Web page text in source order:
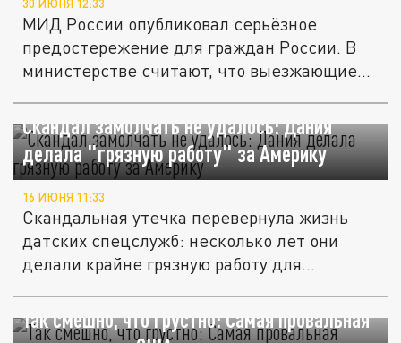
30 ИЮНЯ 12:33
МИД России опубликовал серьёзное
предостережение для граждан России. В
министерстве считают, что выезжающие
Скандал замолчать не удалось: Дания
делала "грязную работу" за Америку
16 ИЮНЯ 11:33
Скандальная утечка перевернула жизнь
датских спецслужб: несколько лет они
делали крайне грязную работу для...
Так смешно, что грустно: Самая провальная